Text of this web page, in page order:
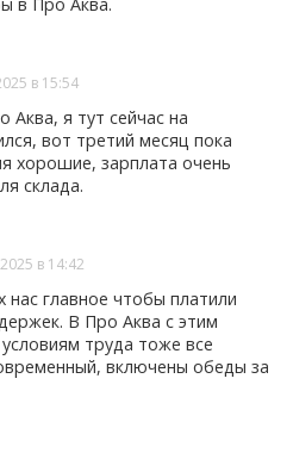
в 15:54
Аква, я тут сейчас на
вот третий месяц пока
хорошие, зарплата очень
склада.
в 14:42
нас главное чтобы платили
В Про Аква с этим
труда тоже все
включены обеды за